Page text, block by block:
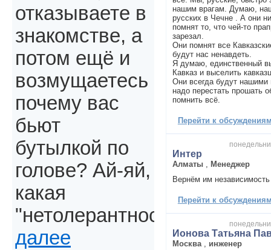
нашим врагам. Думаю,
русских в Чечне . А они
помнят то, что чей-то
зарезал.
Они помнят все
будут нас ненавдеть.
Я думаю, единственный
Кавказ и выселить
Они всегда будут
надо перестать прошать
помнить всё.
Перейти к
Интер
Алматы
Менеджер
Вернём им независимость
Перейти к
Ионова Татьяна
Москва
инженер
отказываете в
знакомстве, а
потом ещё и
возмущаетесь
почему вас
бьют
бутылкой по
голове? Ай-яй,
какая
"нетолерантность".
далее